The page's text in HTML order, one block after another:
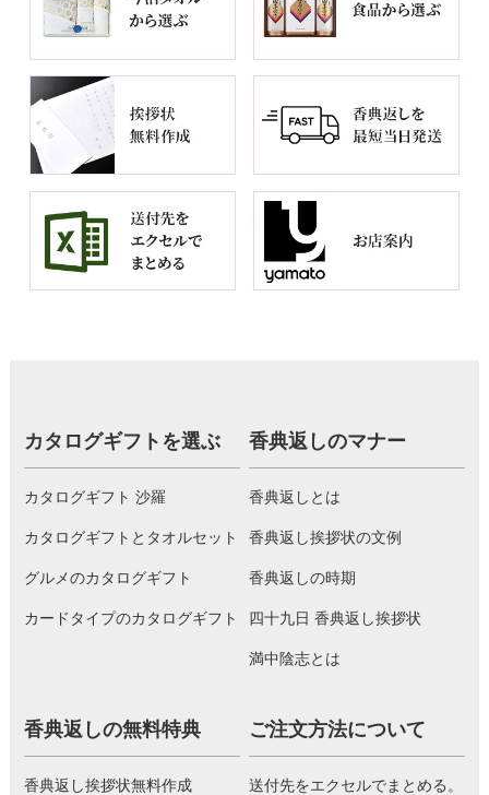
カタログギフトを選ぶ
カタログギフト 沙羅
カタログギフトとタオルセット
グルメのカタログギフト
カードタイプのカタログギフト
香典返しのマナー
香典返しとは
香典返し挨拶状の文例
香典返しの時期
四十九日 香典返し挨拶状
満中陰志とは
香典返しの無料特典
香典返し挨拶状無料作成
ご注文方法について
送付先をエクセルでまとめる。